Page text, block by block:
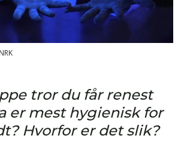
tror du får renest
er mest hygienisk for
Hvorfor er det slik?